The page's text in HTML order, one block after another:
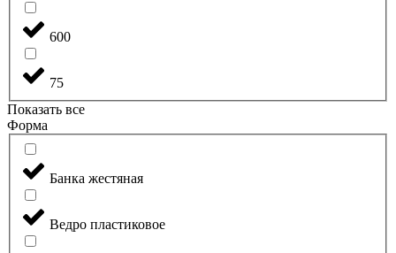
600
75
Показать все
Форма
Банка жестяная
Ведро пластиковое